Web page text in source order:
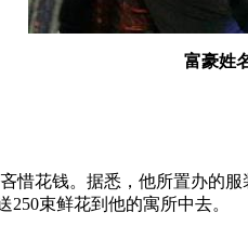
富豪姓
惜花钱。据悉，他所置办的
束鲜花到他的寓所中去。